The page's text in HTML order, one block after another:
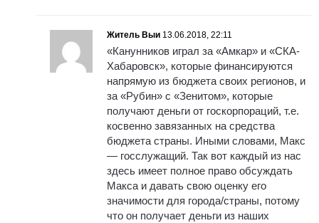
Житель Выи 13.06.2018, 22:11
«Канунников играл за «Амкар» и «СКА-
Хабаровск», которые финансируются
напрямую из бюджета своих регионов, и
за «Рубин» с «Зенитом», которые
получают деньги от госкорпораций, т.е.
косвенно завязанных на средства
бюджета страны. Иными словами, Макс
— госслужащий. Так вот каждый из нас
здесь имеет полное право обсуждать
Макса и давать свою оценку его
значимости для города/страны, потому
что он получает деньги из наших